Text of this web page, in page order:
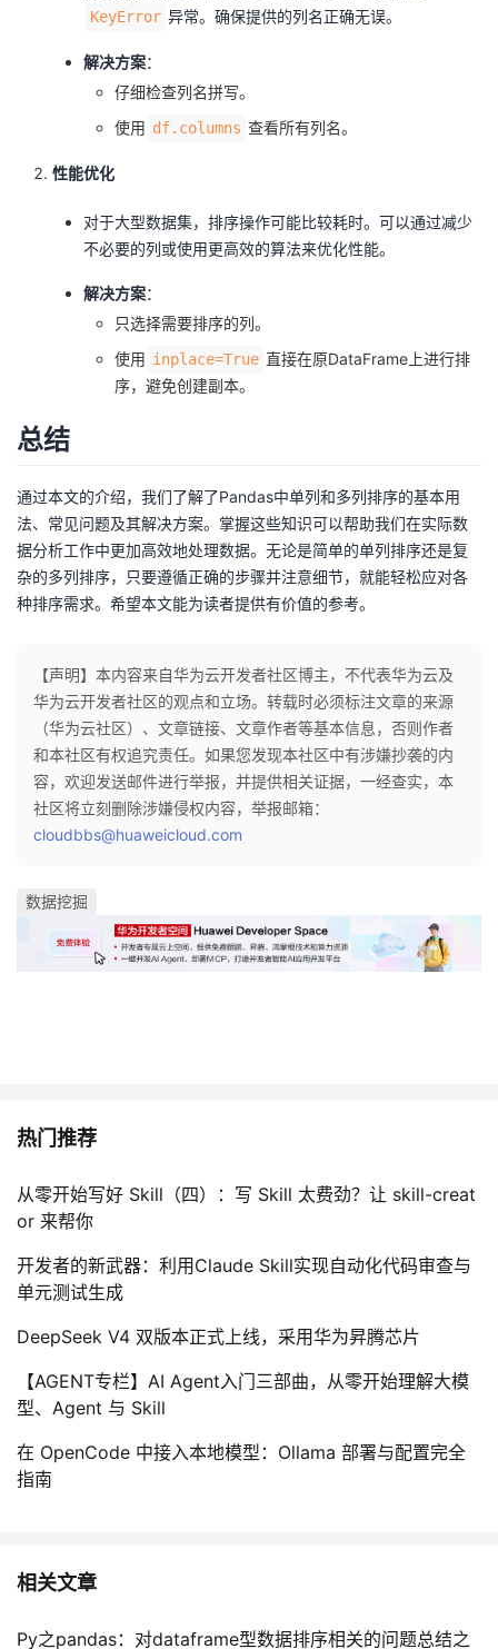
KeyError 异常。确保提供的列名正确无误。
解决方案：
仔细检查列名拼写。
使用 df.columns 查看所有列名。
性能优化
对于大型数据集，排序操作可能比较耗时。可以通过减少
不必要的列或使用更高效的算法来优化性能。
解决方案：
只选择需要排序的列。
使用 inplace=True 直接在原DataFrame上进行排
序，避免创建副本。
总结
通过本文的介绍，我们了解了Pandas中单列和多列排序的基本用
法、常见问题及其解决方案。掌握这些知识可以帮助我们在实际数
据分析工作中更加高效地处理数据。无论是简单的单列排序还是复
杂的多列排序，只要遵循正确的步骤并注意细节，就能轻松应对各
种排序需求。希望本文能为读者提供有价值的参考。
【声明】本内容来自华为云开发者社区博主，不代表华为云及
华为云开发者社区的观点和立场。转载时必须标注文章的来源
（华为云社区）、文章链接、文章作者等基本信息，否则作者
和本社区有权追究责任。如果您发现本社区中有涉嫌抄袭的内
容，欢迎发送邮件进行举报，并提供相关证据，一经查实，本
社区将立刻删除涉嫌侵权内容，举报邮箱：
cloudbbs@huaweicloud.com
数据挖掘
热门推荐
从零开始写好 Skill（四）：写 Skill 太费劲？让 skill-creat
or 来帮你
开发者的新武器：利用Claude Skill实现自动化代码审查与
单元测试生成
DeepSeek V4 双版本正式上线，采用华为昇腾芯片
【AGENT专栏】AI Agent入门三部曲，从零开始理解大模
型、Agent 与 Skill
在 OpenCode 中接入本地模型：Ollama 部署与配置完全
指南
相关文章
Py之pandas：对dataframe型数据排序相关的问题总结之